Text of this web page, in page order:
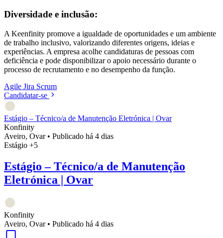
Diversidade e inclusão:
A Keenfinity promove a igualdade de oportunidades e um ambiente
de trabalho inclusivo, valorizando diferentes origens, ideias e
experiências. A empresa acolhe candidaturas de pessoas com
deficiência e pode disponibilizar o apoio necessário durante o
processo de recrutamento e no desempenho da função.
Agile Jira Scrum
Candidatar-se
Estágio – Técnico/a de Manutenção Eletrónica | Ovar
Konfinity
Aveiro, Ovar • Publicado há 4 dias
Estágio +5
Estágio – Técnico/a de Manutenção
Eletrónica | Ovar
Konfinity
Aveiro, Ovar • Publicado há 4 dias